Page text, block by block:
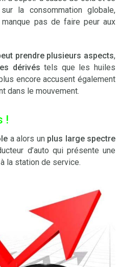
la consommation globale,
pas de faire peur aux
prendre plusieurs aspects,
dérivés tels que les huiles
encore accusent également
dans le mouvement.
!
a alors un plus large spectre
d’auto qui présente une
la station de service.